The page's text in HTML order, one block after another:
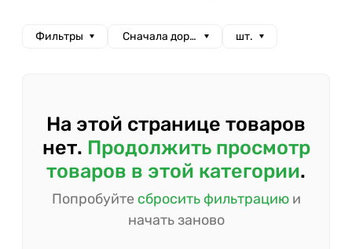
Фильтры Сначала дорогие шт.
На этой странице товаров
нет. Продолжить просмотр
товаров в этой категории.
Попробуйте сбросить фильтрациюи
начать заново